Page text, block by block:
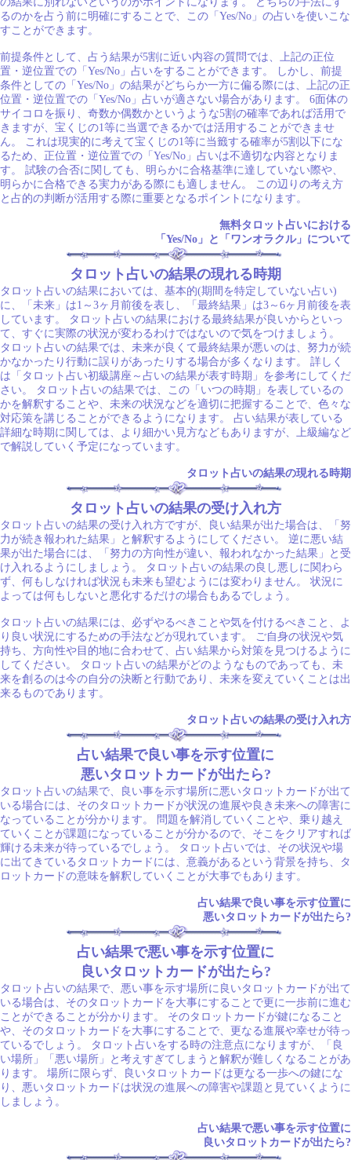
るのかを占う前に明確にすることで、この「Yes/No」の占いを使いこな
すことができます。
前提条件として、占う結果が5割に近い内容の質問では、上記の正位
置・逆位置での「Yes/No」占いをすることができます。 しかし、前提
条件としての「Yes/No」の結果がどちらか一方に偏る際には、上記の正
位置・逆位置での「Yes/No」占いが適さない場合があります。 6面体の
サイコロを振り、奇数か偶数かというような5割の確率であれば活用で
きますが、宝くじの1等に当選できるかでは活用することができませ
ん。 これは現実的に考えて宝くじの1等に当籤する確率が5割以下にな
るため、正位置・逆位置での「Yes/No」占いは不適切な内容となりま
す。 試験の合否に関しても、明らかに合格基準に達していない際や、
明らかに合格できる実力がある際にも適しません。 この辺りの考え方
と占的の判断が活用する際に重要となるポイントになります。
無料タロット占いにおける
「Yes/No」と「ワンオラクル」について
タロット占いの結果の現れる時期
タロット占いの結果においては、基本的(期間を特定していない占い)
に、「未来」は1～3ヶ月前後を表し、「最終結果」は3～6ヶ月前後を表
しています。 タロット占いの結果における最終結果が良いからといっ
て、すぐに実際の状況が変わるわけではないので気をつけましょう。
タロット占いの結果では、未来が良くて最終結果が悪いのは、努力が続
かなかったり行動に誤りがあったりする場合が多くなります。 詳しく
は「タロット占い初級講座～占いの結果が表す時期」を参考にしてくだ
さい。 タロット占いの結果では、この「いつの時期」を表しているの
かを解釈することや、未来の状況などを適切に把握することで、色々な
対応策を講じることができるようになります。 占い結果が表している
詳細な時期に関しては、より細かい見方などもありますが、上級編など
で解説していく予定になっています。
タロット占いの結果の現れる時期
タロット占いの結果の受け入れ方
タロット占いの結果の受け入れ方ですが、良い結果が出た場合は、「努
力が続き報われた結果」と解釈するようにしてください。 逆に悪い結
果が出た場合には、「努力の方向性が違い、報われなかった結果」と受
け入れるようにしましょう。 タロット占いの結果の良し悪しに関わら
ず、何もしなければ状況も未来も望むようには変わりません。 状況に
よっては何もしないと悪化するだけの場合もあるでしょう。
タロット占いの結果には、必ずやるべきことや気を付けるべきこと、よ
り良い状況にするための手法などが現れています。 ご自身の状況や気
持ち、方向性や目的地に合わせて、占い結果から対策を見つけるように
してください。 タロット占いの結果がどのようなものであっても、未
来を創るのは今の自分の決断と行動であり、未来を変えていくことは出
来るものであります。
タロット占いの結果の受け入れ方
占い結果で良い事を示す位置に
悪いタロットカードが出たら?
タロット占いの結果で、良い事を示す場所に悪いタロットカードが出て
いる場合には、そのタロットカードが状況の進展や良き未来への障害に
なっていることが分かります。 問題を解消していくことや、乗り越え
ていくことが課題になっていることが分かるので、そこをクリアすれば
輝ける未来が待っているでしょう。 タロット占いでは、その状況や場
に出てきているタロットカードには、意義があるという背景を持ち、タ
ロットカードの意味を解釈していくことが大事でもあります。
占い結果で良い事を示す位置に
悪いタロットカードが出たら?
占い結果で悪い事を示す位置に
良いタロットカードが出たら?
タロット占いの結果で、悪い事を示す場所に良いタロットカードが出て
いる場合は、そのタロットカードを大事にすることで更に一歩前に進む
ことができることが分かります。 そのタロットカードが鍵になること
や、そのタロットカードを大事にすることで、更なる進展や幸せが待っ
ているでしょう。 タロット占いをする時の注意点になりますが、「良
い場所」「悪い場所」と考えすぎてしまうと解釈が難しくなることがあ
ります。 場所に限らず、良いタロットカードは更なる一歩への鍵にな
り、悪いタロットカードは状況の進展への障害や課題と見ていくように
しましょう。
占い結果で悪い事を示す位置に
良いタロットカードが出たら?